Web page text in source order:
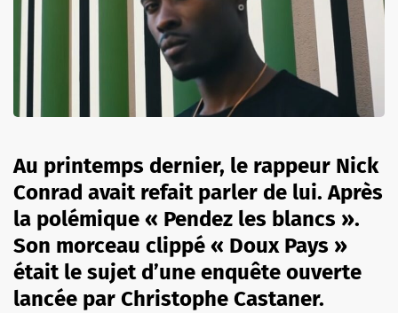
Au printemps dernier, le rappeur Nick
Conrad avait refait parler de lui. Après
la polémique « Pendez les blancs ».
Son morceau clippé « Doux Pays »
était le sujet d’une enquête ouverte
lancée par Christophe Castaner.